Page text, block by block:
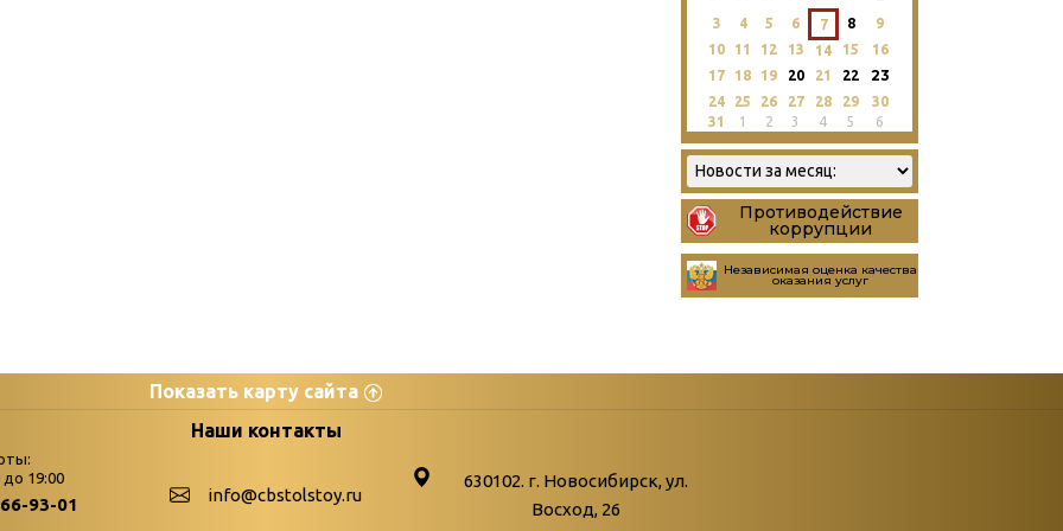
3 4 5 6 7 8
9
10
11 12 13 14 15
16
17
18 19 20 21 22 23
24 25 26 27 28 29
30
31
1 2 3 4 5 6
Противодействие
коррупции
Независимая оценка качества
оказания услуг
Показать карту сайта
palitra
Бюллетень новых поступлений
Война. Народ. Победа.
Наши контакты
до 19:00
93-01 info@cbstolstoy.ru
630102. г. Новосибирск, ул.
Восход, 26